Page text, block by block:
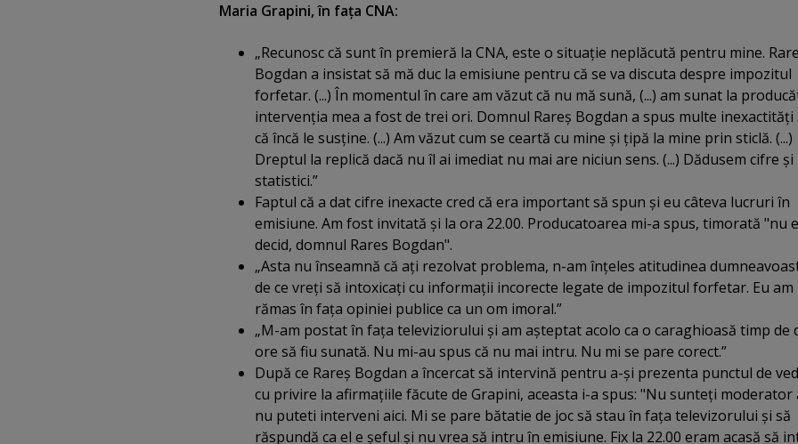
Maria Grapini, în faţa CNA:
„Recunosc că sunt în premieră la CNA, este o situaţie neplăcută pentru mine.
Bogdan a insistat să mă duc la emisiune pentru că se va discuta despre impozitul
forfetar. (...) În momentul în care am văzut că nu mă sună, (...) am sunat la
intervenţia mea a fost de trei ori. Domnul Rareş Bogdan a spus multe inexactităţi
că încă le susţine. (...) Am văzut cum se ceartă cu mine şi ţipă la mine prin sticlă. (...)
Dreptul la replică dacă nu îl ai imediat nu mai are niciun sens. (...) Dădusem cifre şi
statistici.”
Faptul că a dat cifre inexacte cred că era important să spun şi eu câteva lucruri în
emisiune. Am fost invitată şi la ora 22.00. Producatoarea mi-a spus, timorată "nu
decid, domnul Rares Bogdan".
„Asta nu înseamnă că aţi rezolvat problema, n-am înţeles atitudinea
de ce vreţi să intoxicaţi cu informaţii incorecte legate de impozitul forfetar. Eu am
rămas în faţa opiniei publice ca un om imoral.”
„M-am postat în faţa televiziorului şi am aşteptat acolo ca o caraghioasă timp de
ore să fiu sunată. Nu mi-au spus că nu mai intru. Nu mi se pare corect.”
După ce Rareş Bogdan a încercat să intervină pentru a-şi prezenta punctul de
cu privire la afirmaţiile făcute de Grapini, aceasta i-a spus: "Nu sunteţi moderator
nu puteti interveni aici. Mi se pare bătatie de joc să stau în faţa televizorului şi să
răspundă ca el e şeful şi nu vrea să intru în emisiune. Fix la 22.00 eram acasă să